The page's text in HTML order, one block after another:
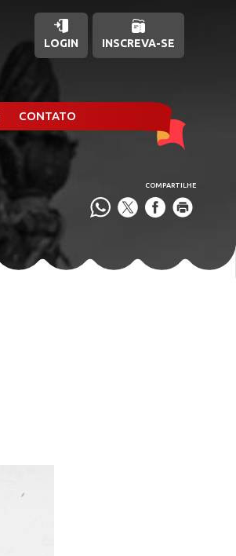
COMPARTILHE
LOGIN INSCREVA-SE
CONTATO